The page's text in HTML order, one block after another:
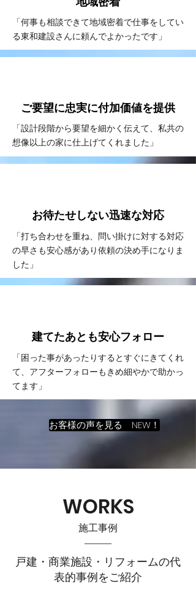
「何事も相談できて地域密着で仕事をしてい
る東和建設さんに頼んでよかったです」
ご要望に忠実に付加価値を提供
「設計段階から要望を細かく伝えて、私共の
想像以上の家に仕上げてくれました」
お待たせしない​迅速な対応
「打ち合わせを重ね、問い掛けに対する対応
の早さも安心感があり依頼の決め手になりま
した」
建てたあとも​安心フォロー
「困った事があったりするとすぐにきてくれ
て、アフターフォローもきめ細やかで助かっ
てます」
お客様の声を見る NEW！
WORKS
施工事例
戸建・商業施設・リフォームの代
表的事例をご紹介